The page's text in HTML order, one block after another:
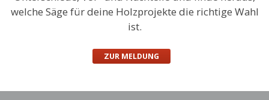
welche Säge für deine Holzprojekte die richtige Wahl
ist.
ZUR MELDUNG